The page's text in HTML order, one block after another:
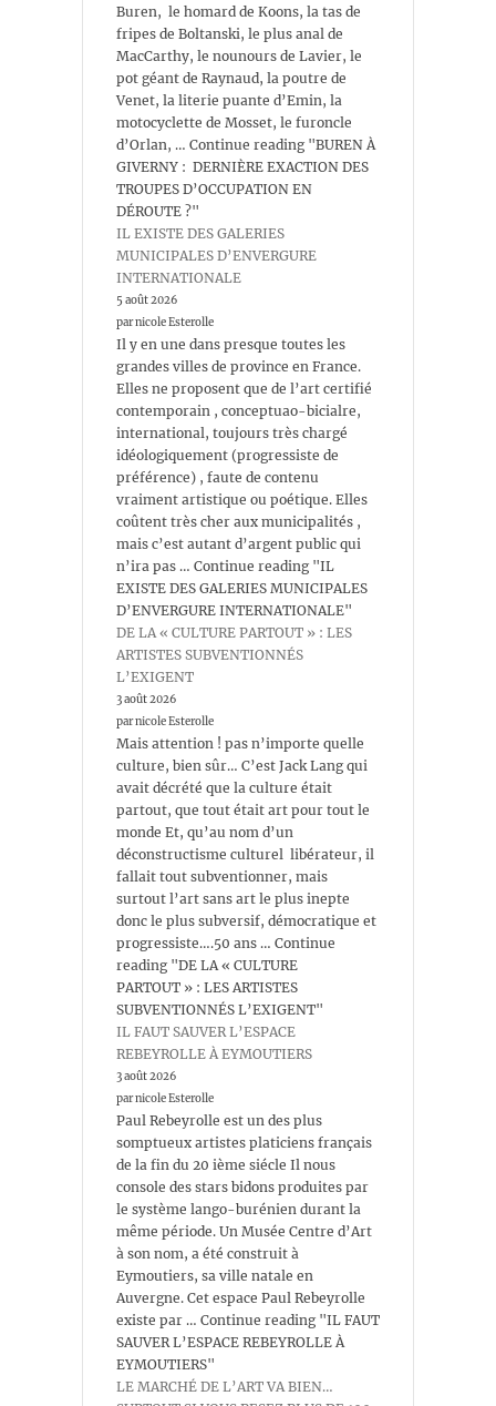
Buren, le homard de Koons, la tas de
fripes de Boltanski, le plus anal de
MacCarthy, le nounours de Lavier, le
pot géant de Raynaud, la poutre de
Venet, la literie puante d’Emin, la
motocyclette de Mosset, le furoncle
d’Orlan, … Continue reading "BUREN À
GIVERNY : DERNIÈRE EXACTION DES
TROUPES D’OCCUPATION EN
DÉROUTE ?"
IL EXISTE DES GALERIES
MUNICIPALES D’ENVERGURE
INTERNATIONALE
5 août 2026
par nicole Esterolle
Il y en une dans presque toutes les
grandes villes de province en France.
Elles ne proposent que de l’art certifié
contemporain , conceptuao-bicialre,
international, toujours très chargé
idéologiquement (progressiste de
préférence) , faute de contenu
vraiment artistique ou poétique. Elles
coûtent très cher aux municipalités ,
mais c’est autant d’argent public qui
n’ira pas … Continue reading "IL
EXISTE DES GALERIES MUNICIPALES
D’ENVERGURE INTERNATIONALE"
DE LA « CULTURE PARTOUT » : LES
ARTISTES SUBVENTIONNÉS
L’EXIGENT
3 août 2026
par nicole Esterolle
Mais attention ! pas n’importe quelle
culture, bien sûr… C’est Jack Lang qui
avait décrété que la culture était
partout, que tout était art pour tout le
monde Et, qu’au nom d’un
déconstructisme culturel libérateur, il
fallait tout subventionner, mais
surtout l’art sans art le plus inepte
donc le plus subversif, démocratique et
progressiste….50 ans … Continue
reading "DE LA « CULTURE
PARTOUT » : LES ARTISTES
SUBVENTIONNÉS L’EXIGENT"
IL FAUT SAUVER L’ESPACE
REBEYROLLE À EYMOUTIERS
3 août 2026
par nicole Esterolle
Paul Rebeyrolle est un des plus
somptueux artistes platiciens français
de la fin du 20 ième siécle Il nous
console des stars bidons produites par
le système lango-burénien durant la
même période. Un Musée Centre d’Art
à son nom, a été construit à
Eymoutiers, sa ville natale en
Auvergne. Cet espace Paul Rebeyrolle
existe par … Continue reading "IL FAUT
SAUVER L’ESPACE REBEYROLLE À
EYMOUTIERS"
LE MARCHÉ DE L’ART VA BIEN…